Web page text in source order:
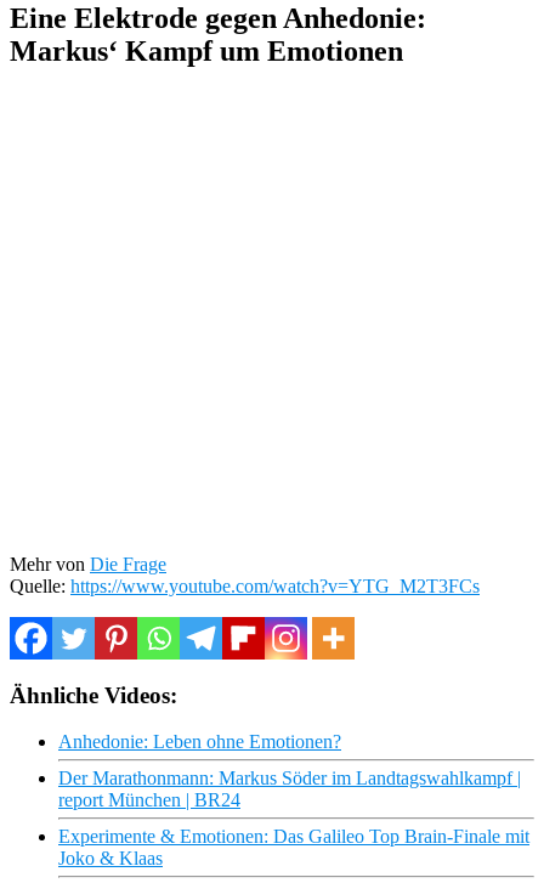
Eine Elektrode gegen Anhedonie:
Markus‘ Kampf um Emotionen
Mehr von Die Frage
Quelle: https://www.youtube.com/watch?v=YTG_M2T3FCs
Ähnliche Videos:
Anhedonie: Leben ohne Emotionen?
Der Marathonmann: Markus Söder im Landtagswahlkampf |
report München | BR24
Experimente & Emotionen: Das Galileo Top Brain-Finale mit
Joko & Klaas